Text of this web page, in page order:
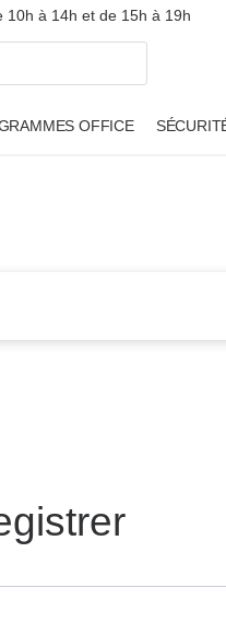
10h à 14h et de 15h à 19h
OFFICE